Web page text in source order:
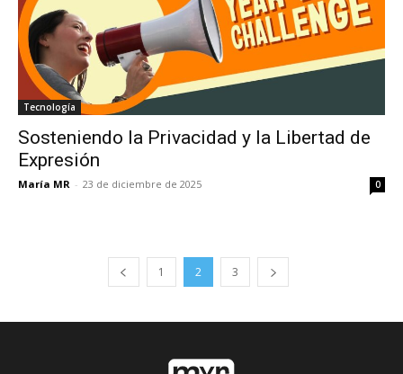
Tecnología
Sosteniendo la Privacidad y la Libertad de
Expresión
María MR - 23 de diciembre de 2025 0
1 2 3